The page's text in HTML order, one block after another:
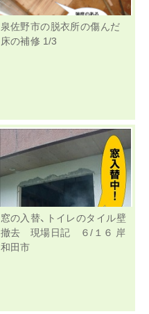
泉佐野市の脱衣所の傷んだ
床の補修 1/3
窓の入替、トイレのタイル壁
撤去 現場日記 ６/１６ 岸
和田市